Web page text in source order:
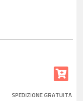
SPEDIZIONE GRATUITA